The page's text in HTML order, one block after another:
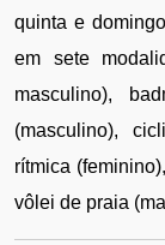
quinta e
em sete
masculino),
(masculino),
rítmica
vôlei de praia